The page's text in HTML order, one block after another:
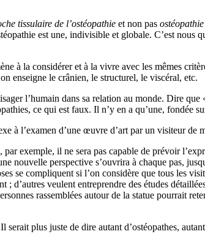
tissulaire de l’ostéopathie et non pas
est une, indivisible et globale. C’est nous
à la considérer et à la vivre avec les mêmes
enseigne le crânien, le structurel, le viscéral, etc.
l’humain dans sa relation au monde. Dire
ce qui est faux. Il n’y en a qu’une, fondée
à l’examen d’une œuvre d’art par un visiteur de
exemple, il ne sera pas capable de prévoir
perspective s’ouvrira à chaque pas,
se compliquent si l’on considère que tous les
veulent entreprendre des études
rassemblées autour de la statue pourrait
plus juste de dire autant d’ostéopathes,